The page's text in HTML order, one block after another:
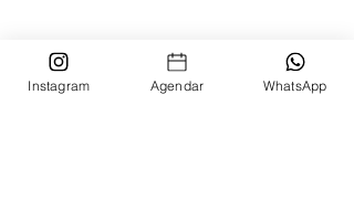
Instagram Agendar WhatsApp